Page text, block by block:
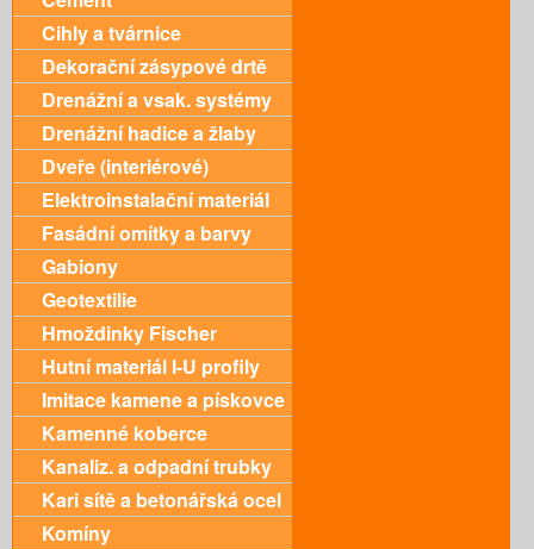
Cihly a tvárnice
Dekorační zásypové drtě
Drenážní a vsak. systémy
Drenážní hadice a žlaby
Dveře (interiérové)
Elektroinstalační materiál
Fasádní omítky a barvy
Gabiony
Geotextilie
Hmoždinky Fischer
Hutní materiál I-U profily
Imitace kamene a pískovce
Kamenné koberce
Kanaliz. a odpadní trubky
Kari sítě a betonářská ocel
Komíny